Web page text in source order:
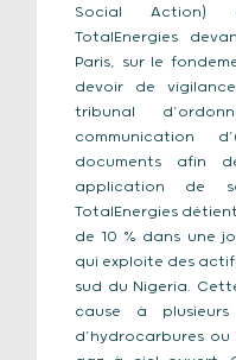
Social Action)
TotalEnergies
Paris, sur le
devoir de
tribunal
communication
documents afin
application de
TotalEnergies
de 10 % dans une
qui exploite des
sud du Nigeria.
cause à
d’hydrocarbures